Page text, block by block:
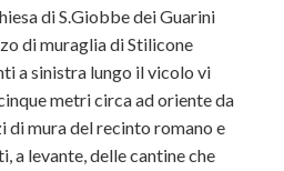
di S.Giobbe dei Guarini
di muraglia di Stilicone
a sinistra lungo il vicolo vi
metri circa ad oriente da
di mura del recinto romano e
a levante, delle cantine che